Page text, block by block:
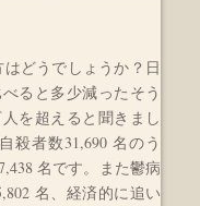
どうでしょうか？日
ると多少減ったそう
を超えると聞きまし
殺者数31,690 名のう
名です。また鬱病
名、経済的に追い